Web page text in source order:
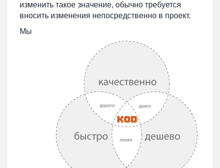
изменить такое значение, обычно требуется
вносить изменения непосредственно в проект.
Мы